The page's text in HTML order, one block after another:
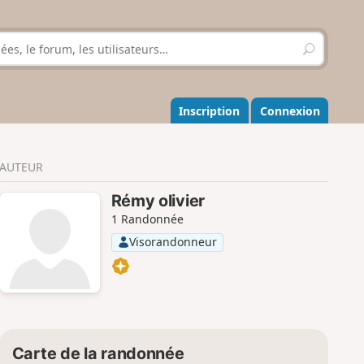
R
e
h
e
r
r
Inscription Connexion
AUTEUR
Rémy olivier
1 Randonnée
Visorandonneur
Carte de la randonnée